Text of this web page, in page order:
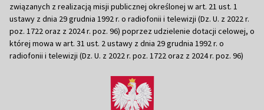
związanych z realizacją misji publicznej określonej w art. 21 ust. 1
ustawy z dnia 29 grudnia 1992 r. o radiofonii i telewizji (Dz. U. z 2022 r.
poz. 1722 oraz z 2024 r. poz. 96) poprzez udzielenie dotacji celowej, o
której mowa w art. 31 ust. 2 ustawy z dnia 29 grudnia 1992 r. o
radiofonii i telewizji (Dz. U. z 2022 r. poz. 1722 oraz z 2024 r. poz. 96)